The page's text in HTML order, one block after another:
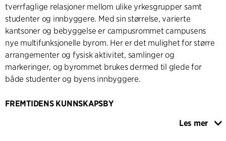
tverrfaglige relasjoner mellom ulike yrkesgrupper samt
studenter og innbyggere. Med sin størrelse, varierte
kantsoner og bebyggelse er campusrommet campusens
nye multifunksjonelle byrom. Her er det mulighet for større
arrangementer og fysisk aktivitet, samlinger og
markeringer, og byrommet brukes dermed til glede for
både studenter og byens innbyggere.
FREMTIDENS KUNNSKAPSBY
Campus Horsens sitt omdreiningspunkt er VIA University
Les mer